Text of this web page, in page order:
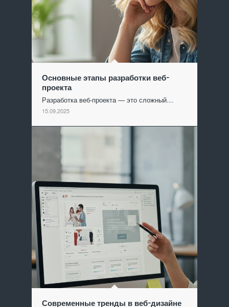
Основные этапы разработки веб-
проекта
Разработка веб-проекта — это сложный…
15.09.2025
Современные тренды в веб-дизайне